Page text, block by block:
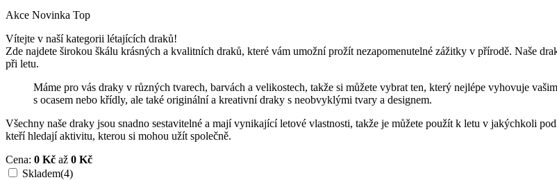
Akce Novinka Top
Vítejte v naší kategorii létajících draků!
Zde najdete širokou škálu krásných a kvalitních draků, které vám umožní prožít nezapomenutelné zážitky v přírodě. Naše
při letu.
Máme pro vás draky v různých tvarech, barvách a velikostech, takže si můžete vybrat ten, který nejlépe vyhovuje
s ocasem nebo křídly, ale také originální a kreativní draky s neobvyklými tvary a designem.
Všechny naše draky jsou snadno sestavitelné a mají vynikající letové vlastnosti, takže je můžete použít k letu v jakýchkoli
kteří hledají aktivitu, kterou si mohou užít společně.
Cena: 0 Kč až 0 Kč
Skladem(4)